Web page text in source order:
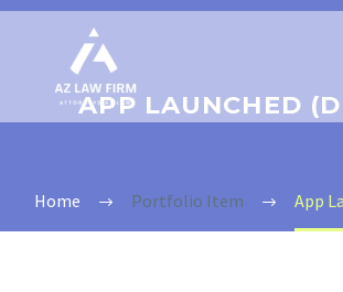
APP LAUNCHED
Home Portfolio Item App